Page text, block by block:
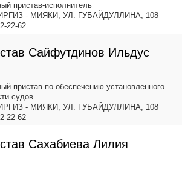
пристав-исполнитель
- МИЯКИ, УЛ. ГУБАЙДУЛЛИНА, 108
22-62
Сайфутдинов Ильдус
пристав по обеспечению установленного
судов
- МИЯКИ, УЛ. ГУБАЙДУЛЛИНА, 108
22-62
Сахабиева Лилия